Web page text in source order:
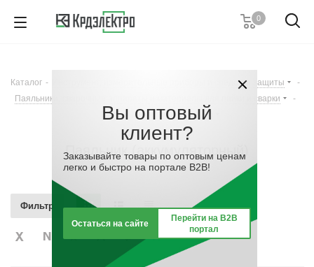
0
Каталог - Инструмент, измерительные приборы и средства защиты
-
Паяльники, сварочные аппараты и материалы для пайки и сварки
-
Паяльник (аккумуляторный)
Паяльник (аккумуляторный)
Фильтр
Вы оптовый
клиент?
Заказывайте товары по оптовым ценам
легко и быстро на портале B2B!
Остаться на сайте
Перейти на B2B
портал